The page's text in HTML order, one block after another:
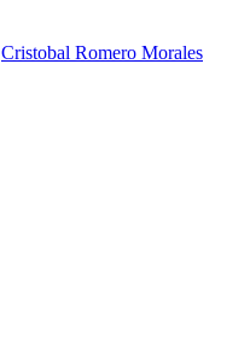
Cristobal Romero Morales